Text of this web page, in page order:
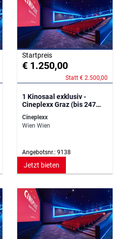
Startpreis
€ 1.250,00
Statt € 2.500,00
1 Kinosaal exklusiv -
Cineplexx Graz (bis 247
Personen)
Cineplexx
Wien Wien
Angebotsnr.: 9138
Jetzt bieten